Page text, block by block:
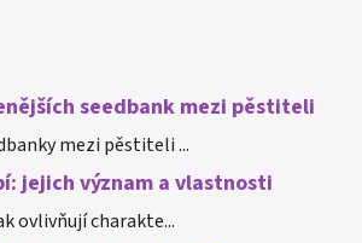
seedbank mezi pěstiteli
mezi pěstiteli ...
jejich význam a vlastnosti
ovlivňují charakte...